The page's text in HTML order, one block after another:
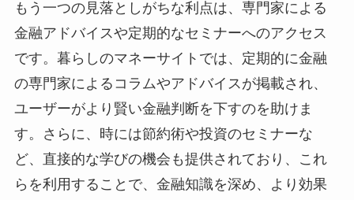
もう一つの見落としがちな利点は、専門家による
金融アドバイスや定期的なセミナーへのアクセス
です。暮らしのマネーサイトでは、定期的に金融
の専門家によるコラムやアドバイスが掲載され、
ユーザーがより賢い金融判断を下すのを助けま
す。さらに、時には節約術や投資のセミナーな
ど、直接的な学びの機会も提供されており、これ
らを利用することで、金融知識を深め、より効果